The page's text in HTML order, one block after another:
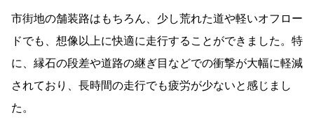
市街地の舗装路はもちろん、少し荒れた道や軽いオフロー
ドでも、想像以上に快適に走行することができました。特
に、縁石の段差や道路の継ぎ目などでの衝撃が大幅に軽減
されており、長時間の走行でも疲労が少ないと感じまし
た。